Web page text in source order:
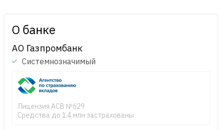
О банке
АО Газпромбанк
Системнозначимый
Лицензия АСВ №629
Средства до 1.4 млн застрахованы